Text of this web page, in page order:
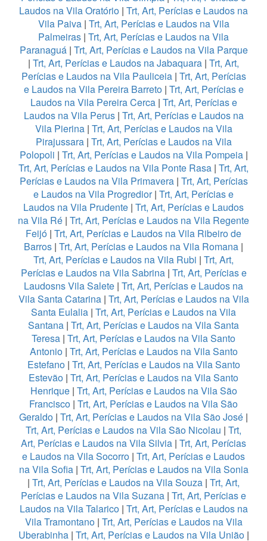
Laudos na Vila Oratório | Trt, Art, Perícias e Laudos na
Vila Paiva| Trt, Art, Perícias e Laudos na Vila
Palmeiras | Trt, Art, Perícias e Laudos na Vila
Paranaguá| Trt, Art, Perícias e Laudos na Vila Parque
| Trt, Art, Perícias e Laudos na Jabaquara | Trt, Art,
Perícias e Laudos na Vila Pauliceia| Trt, Art, Perícias
e Laudos na Vila Pereira Barreto| Trt, Art, Perícias e
Laudos na Vila Pereira Cerca| Trt, Art, Perícias e
Laudos na Vila Perus| Trt, Art, Perícias e Laudos na
Vila Pierina| Trt, Art, Perícias e Laudos na Vila
Pirajussara| Trt, Art, Perícias e Laudos na Vila
Polopoli | Trt, Art, Perícias e Laudos na Vila Pompeia|
Trt, Art, Perícias e Laudos na Vila Ponte Rasa | Trt, Art,
Perícias e Laudos na Vila Primavera| Trt, Art, Perícias
e Laudos na Vila Progredior| Trt, Art, Perícias e
Laudos na Vila Prudente | Trt, Art, Perícias e Laudos
na Vila Ré | Trt, Art, Perícias e Laudos na Vila Regente
Feijó | Trt, Art, Perícias e Laudos na Vila Ribeiro de
Barros | Trt, Art, Perícias e Laudos na Vila Romana |
Trt, Art, Perícias e Laudos na Vila Rubi | Trt, Art,
Perícias e Laudos na Vila Sabrina| Trt, Art, Perícias e
Laudosns Vila Salete | Trt, Art, Perícias e Laudos na
Vila Santa Catarina| Trt, Art, Perícias e Laudos na Vila
Santa Eulalia | Trt, Art, Perícias e Laudos na Vila
Santana | Trt, Art, Perícias e Laudos na Vila Santa
Teresa | Trt, Art, Perícias e Laudos na Vila Santo
Antonio| Trt, Art, Perícias e Laudos na Vila Santo
Estefano| Trt, Art, Perícias e Laudos na Vila Santo
Estevão | Trt, Art, Perícias e Laudos na Vila Santo
Henrique| Trt, Art, Perícias e Laudos na Vila São
Francisco | Trt, Art, Perícias e Laudos na Vila São
Geraldo | Trt, Art, Perícias e Laudos na Vila São José |
Trt, Art, Perícias e Laudos na Vila São Nicolau | Trt,
Art, Perícias e Laudos na Vila Silvia | Trt, Art, Perícias
e Laudos na Vila Socorro | Trt, Art, Perícias e Laudos
na Vila Sofia| Trt, Art, Perícias e Laudos na Vila Sonia
| Trt, Art, Perícias e Laudos na Vila Souza | Trt, Art,
Perícias e Laudos na Vila Suzana | Trt, Art, Perícias e
Laudos na Vila Talarico| Trt, Art, Perícias e Laudos na
Vila Tramontano| Trt, Art, Perícias e Laudos na Vila
Uberabinha| Trt, Art, Perícias e Laudos na Vila União|